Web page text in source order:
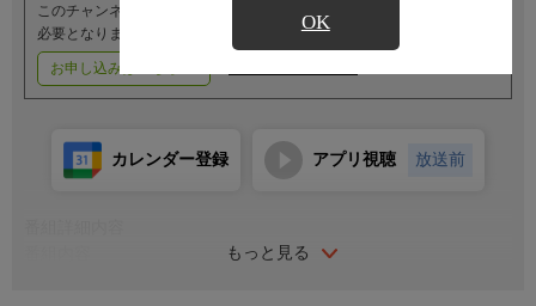
OK
このチャンネルのご視聴には、オプションチャンネル(有料)のご契約が
必要となります。
お申し込みはこちら
もっと見る
カレンダー登録 アプリ視聴 放送前